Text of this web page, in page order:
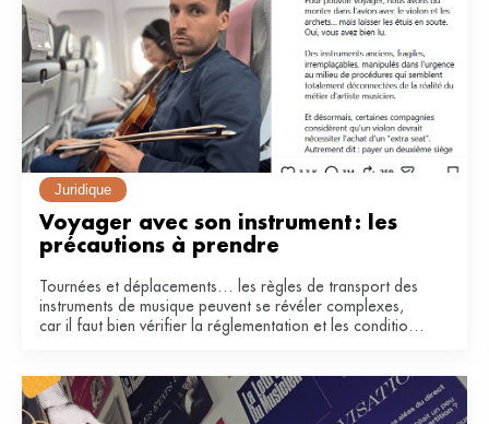
Juridique
Voyager avec son instrument : les
précautions à prendre
Tournées et déplacements… les règles de transport des
instruments de musique peuvent se révéler complexes,
car il faut bien vérifier la réglementation et les conditions